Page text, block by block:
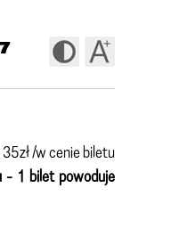
/w cenie biletu
- 1 bilet powoduje